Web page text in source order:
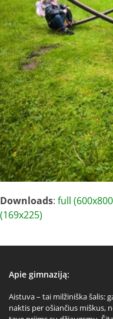
Downloads: full
(169x225)
Apie gimnaziją:
Aistuva – tai milžiniška šalis:
naktis per ošiančius miškus,